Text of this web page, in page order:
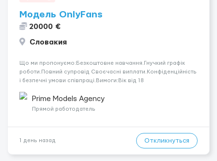
Модель OnlyFans
20000 €
Словакия
Що ми пропонуємо:Безкоштовне навчання.Гнучкий графік
роботи.Повний супровід Своєчасні виплати.Конфіденційність
і безпечні умови співпраці.Вимоги:Вік від 18
розвиватися.Досвід не обов’язковий.Якщо вас зацікавила
вакансія — залишайте відгук, і ми зв’яжемося ...
Prime Models Agency
Прямой работодатель
1 день назад Откликнуться